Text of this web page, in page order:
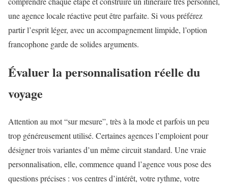
une agence locale réactive peut être parfaite. Si vous préférez
partir l’esprit léger, avec un accompagnement limpide, l’option
francophone garde de solides arguments.
Évaluer la personnalisation réelle du
voyage
Attention au mot “sur mesure”, très à la mode et parfois un peu
trop généreusement utilisé. Certaines agences l’emploient pour
désigner trois variantes d’un même circuit standard. Une vraie
personnalisation, elle, commence quand l’agence vous pose des
questions précises : vos centres d’intérêt, votre rythme, votre